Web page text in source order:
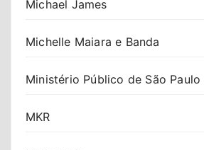
Michael James
Michelle Maiara e Banda
Ministério Público de São Paulo
MKR